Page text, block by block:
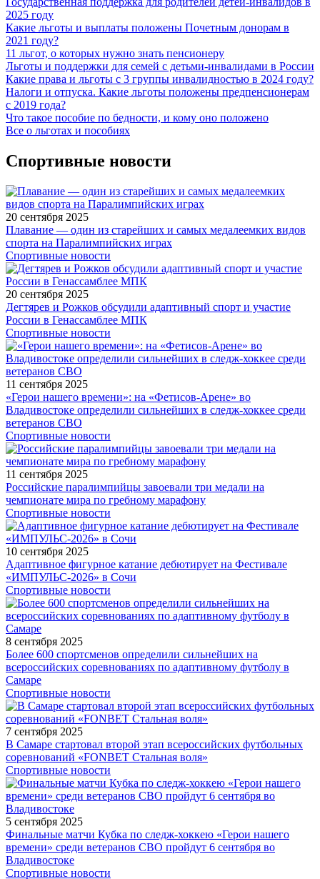
2025 году
Какие льготы и выплаты положены Почетным донорам в
2021 году?
11 льгот, о которых нужно знать пенсионеру
Льготы и поддержки для семей с детьми-инвалидами в России
Какие права и льготы с 3 группы инвалидностью в 2024 году?
Налоги и отпуска. Какие льготы положены предпенсионерам
с 2019 года?
Что такое пособие по бедности, и кому оно положено
Все о льготах и пособиях
Спортивные новости
20 сентября 2025
Плавание — один из старейших и самых медалеемких видов
спорта на Паралимпийских играх
Спортивные новости
20 сентября 2025
Дегтярев и Рожков обсудили адаптивный спорт и участие
России в Генассамблее МПК
Спортивные новости
11 сентября 2025
«Герои нашего времени»: на «Фетисов-Арене» во
Владивостоке определили сильнейших в следж-хоккее среди
ветеранов СВО
Спортивные новости
11 сентября 2025
Российские паралимпийцы завоевали три медали на
чемпионате мира по гребному марафону
Спортивные новости
10 сентября 2025
Адаптивное фигурное катание дебютирует на Фестивале
«ИМПУЛЬС-2026» в Сочи
Спортивные новости
8 сентября 2025
Более 600 спортсменов определили сильнейших на
всероссийских соревнованиях по адаптивному футболу в
Самаре
Спортивные новости
7 сентября 2025
В Самаре стартовал второй этап всероссийских футбольных
соревнований «FONBET Стальная воля»
Спортивные новости
5 сентября 2025
Финальные матчи Кубка по следж-хоккею «Герои нашего
времени» среди ветеранов СВО пройдут 6 сентября во
Владивостоке
Спортивные новости